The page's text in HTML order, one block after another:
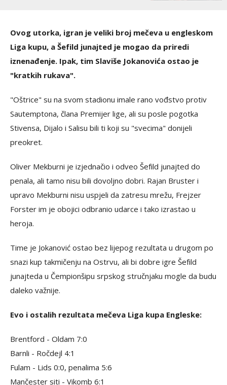
Ovog utorka, igran je veliki broj mečeva u engleskom
Liga kupu, a Šefild junajted je mogao da priredi
iznenađenje. Ipak, tim Slaviše Jokanovića ostao je
"kratkih rukava".
"Oštrice" su na svom stadionu imale rano vođstvo protiv
Sautemptona, člana Premijer lige, ali su posle pogotka
Stivensa, Dijalo i Salisu bili ti koji su "svecima" donijeli
preokret.
Oliver Mekburni je izjednačio i odveo Šefild junajted do
penala, ali tamo nisu bili dovoljno dobri. Rajan Bruster i
upravo Mekburni nisu uspjeli da zatresu mrežu, Frejzer
Forster im je obojici odbranio udarce i tako izrastao u
heroja.
Time je Jokanović ostao bez lijepog rezultata u drugom po
snazi kup takmičenju na Ostrvu, ali bi dobre igre Šefild
junajteda u Čempionšipu srpskog stručnjaku mogle da budu
daleko važnije.
Evo i ostalih rezultata mečeva Liga kupa Engleske:
Brentford - Oldam 7:0
Barnli - Ročdejl 4:1
Fulam - Lids 0:0, penalima 5:6
Mančester siti - Vikomb 6:1